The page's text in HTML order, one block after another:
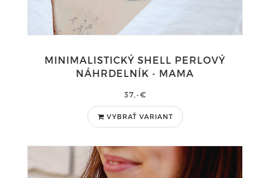
MINIMALISTICKÝ SHELL PERLOVÝ
NÁHRDELNÍK - MAMA
37,-€
VYBRAŤ VARIANT